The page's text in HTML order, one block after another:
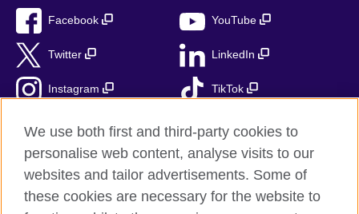
Facebook YouTube
Twitter LinkedIn
Instagram TikTok
British Council globalnie
We use both first and third-party cookies to
personalise web content, analyse visits to our
websites and tailor advertisements. Some of
these cookies are necessary for the website to